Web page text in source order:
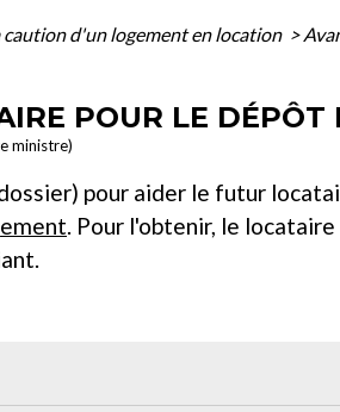
d'un logement en location >
POUR LE DÉPÔT
ministre)
pour aider le futur
. Pour l'obtenir, le